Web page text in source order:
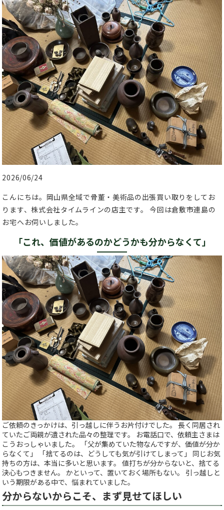
2026/06/24
こんにちは。岡山県全域で骨董・美術品の出張買い取りをしてお
ります、株式会社タイムラインの店主です。 今回は倉敷市連島の
お宅へお伺いしました。
「これ、価値があるのかどうかも分からなくて」
ご依頼のきっかけは、引っ越しに伴うお片付けでした。 長く同居され
ていたご両親が遺された品々の整理です。 お電話口で、依頼主さまは
こうおっしゃいました。 「父が集めていた物なんですが、価値が分か
らなくて」 「捨てるのは、どうしても気が引けてしまって」 同じお気
持ちの方は、本当に多いと思います。 値打ちが分からないと、捨てる
決心もつきません。 かといって、置いておく場所もない。 引っ越しと
いう期限がある中で、悩まれていました。
分からないからこそ、まず見せてほしい